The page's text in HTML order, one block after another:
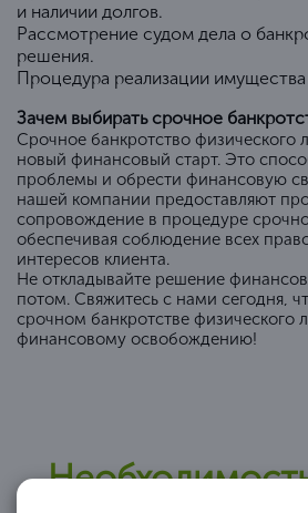
и наличии долгов.
Рассмотрение судом дела о
решения.
Процедура реализации
Зачем выбирать срочное
Срочное банкротство физического
новый финансовый старт. Это
проблемы и обрести финансовую
нашей компании предоставляют
сопровождение в процедуре
обеспечивая соблюдение всех
интересов клиента.
Не откладывайте решение
потом. Свяжитесь с нами сегодня,
срочном банкротстве физического
финансовому освобождению!